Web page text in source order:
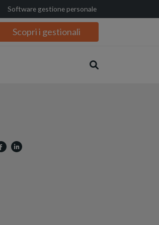
Software gestione personale
Scopri i gestionali